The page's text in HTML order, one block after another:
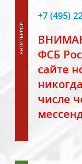
+7 (495)
ФСБ
сайте
числе